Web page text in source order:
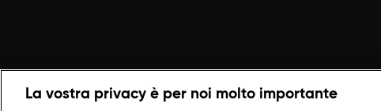
La vostra privacy è per noi molto importante